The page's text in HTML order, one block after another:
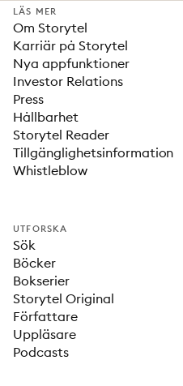
LÄS MER
Om Storytel
Karriär på Storytel
Nya appfunktioner
Investor Relations
Press
Hållbarhet
Storytel Reader
Tillgänglighetsinformation
Whistleblow
UTFORSKA
Sök
Böcker
Bokserier
Storytel Original
Författare
Uppläsare
Podcasts